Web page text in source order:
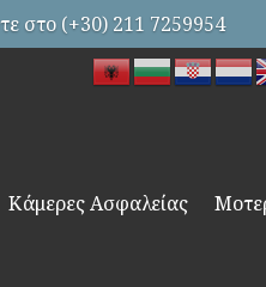
στο (+30) 211 7259954
Κάμερες Ασφαλείας